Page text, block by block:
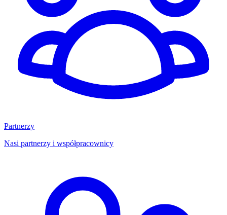
Partnerzy
Nasi partnerzy i współpracownicy